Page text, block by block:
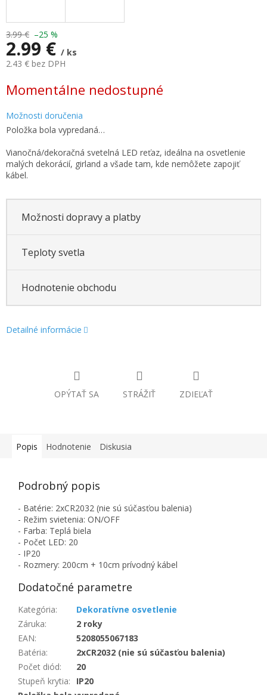
3.99 € –25 %
2.99 € / ks
2.43 € bez DPH
cena:
Momentálne nedostupné
Možnosti doručenia
Položka bola vypredaná…
Vianočná/dekoračná svetelná LED reťaz, ideálna na osvetlenie
malých dekorácií, girland a všade tam, kde nemôžete zapojiť
kábel.
Možnosti dopravy a platby
Teploty svetla
Hodnotenie obchodu
Detailné informácie
OPÝTAŤ SA STRÁŽIŤ ZDIEĽAŤ
Popis Hodnotenie Diskusia
Podrobný popis
- Batérie: 2xCR2032 (nie sú súčasťou balenia)
- Režim svietenia: ON/OFF
- Farba: Teplá biela
- Počet LED: 20
- IP20
- Rozmery: 200cm + 10cm prívodný kábel
Dodatočné parametre
Kategória:
Dekoratívne osvetlenie
Záruka:
2 roky
EAN:
5208055067183
Batéria:
2xCR2032 (nie sú súčasťou balenia)
Počet diód:
20
Stupeň krytia:
IP20